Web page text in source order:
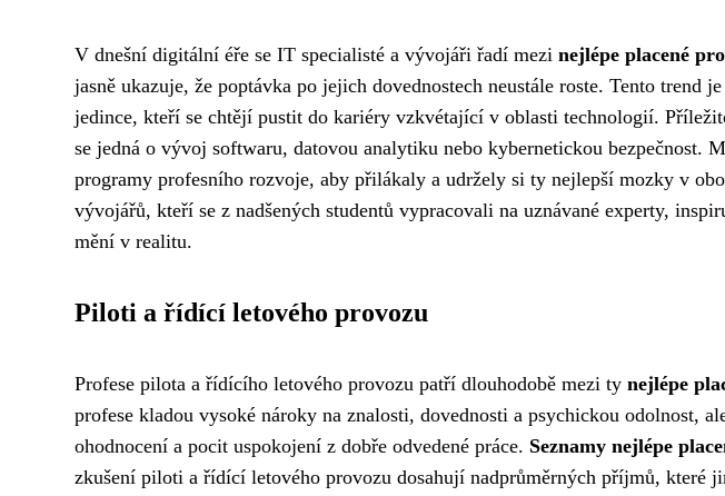
V dnešní digitální éře se IT specialisté a vývojáři řadí mezi nejlépe placené
jasně ukazuje, že poptávka po jejich dovednostech neustále roste. Tento trend
jedince, kteří se chtějí pustit do kariéry vzkvétající v oblasti technologií.
se jedná o vývoj softwaru, datovou analytiku nebo kybernetickou bezpečnost.
programy profesního rozvoje, aby přilákaly a udržely si ty nejlepší mozky v
vývojářů, kteří se z nadšených studentů vypracovali na uznávané experty,
mění v realitu.
Piloti a řídící letového provozu
Profese pilota a řídícího letového provozu patří dlouhodobě mezi ty nejlépe
profese kladou vysoké nároky na znalosti, dovednosti a psychickou odolnost,
ohodnocení a pocit uspokojení z dobře odvedené práce. Seznamy nejlépe
zkušení piloti a řídící letového provozu dosahují nadprůměrných příjmů, které